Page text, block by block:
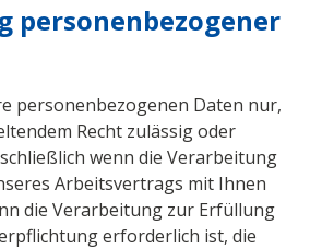
personenbezogener
personenbezogenen Daten nur,
Recht zulässig oder
wenn die Verarbeitung
Arbeitsvertrags mit Ihnen
die Verarbeitung zur Erfüllung
erforderlich ist, die